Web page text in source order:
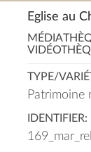
Eglise au
TYPE/
Patrimoine
IDENTIFIER:
169_mar_rel